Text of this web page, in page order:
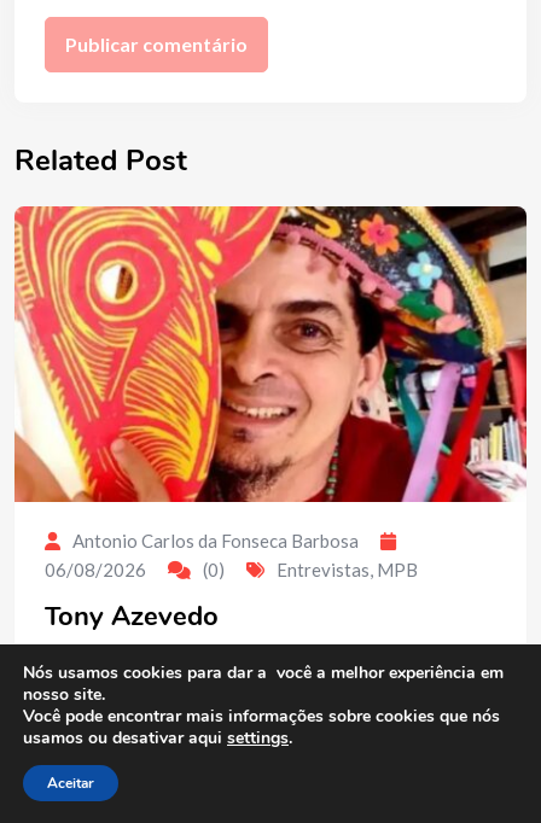
Related Post
Antonio Carlos da Fonseca Barbosa
06/08/2026
(0) Entrevistas, MPB
Tony Azevedo
Compartilhe conhecimento Tony Azevedo celebra a
cultura popular brasileira por meio da música, da
pesquisa e da tradição com mais de quatro décadas de
dedicação à cultura popular brasileira, o músico,
compositor, pesquisador e produtor cultural. Tony
Nós usamos cookies para dar a você a melhor experiência em
nosso site.
Você pode encontrar mais informações sobre cookies que nós
usamos ou desativar aqui settings.
Aceitar